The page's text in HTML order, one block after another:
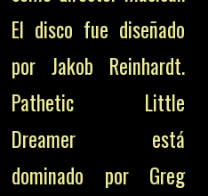
El disco fue diseñado
por Jakob Reinhardt.
Pathetic Little
Dreamer está
dominado por Greg